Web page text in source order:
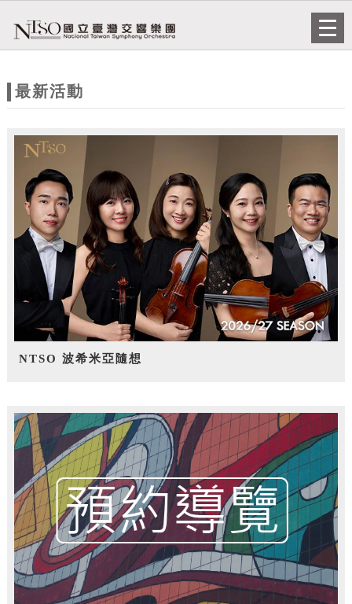
站
題
最新活動
NTSO 波希米亞隨想